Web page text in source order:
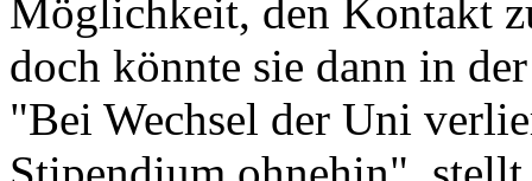
Möglichkeit, den Kontakt
doch könnte sie dann in
"Bei Wechsel der Uni